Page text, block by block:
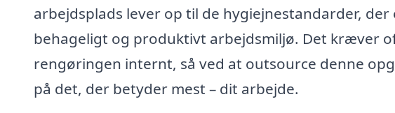
arbejdsplads lever op til de hygiejnestandarder,
behageligt og produktivt arbejdsmiljø. Det kræver
rengøringen internt, så ved at outsource denne
på det, der betyder mest – dit arbejde.